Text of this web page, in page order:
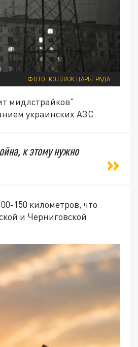
ФОТО: КОЛЛАЖ ЦАРЬГРАДА
мидлстрайков"
украинских АЗС:
к этому нужно
150 километров, что
и Черниговской